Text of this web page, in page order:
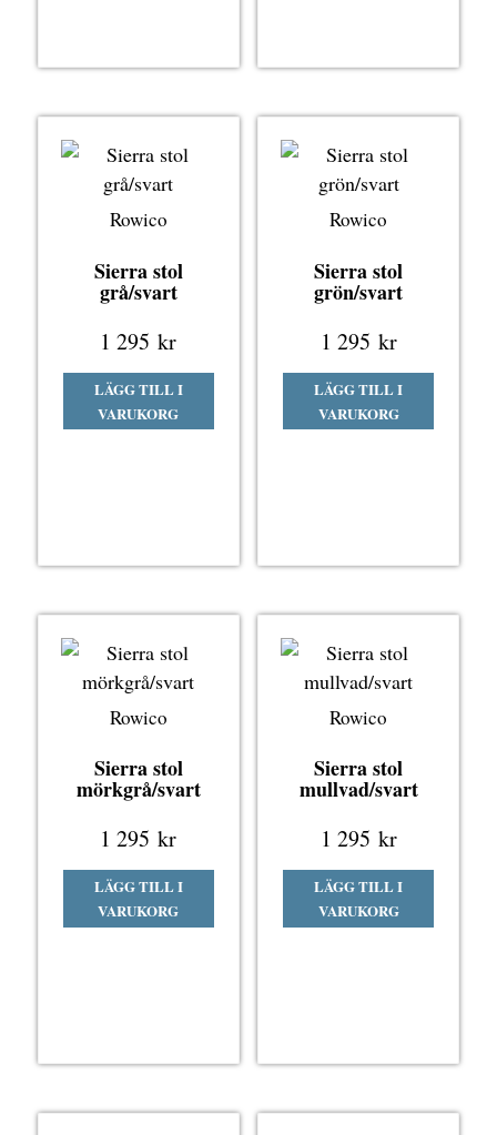
Rowico
Sierra stol
grå/svart
1 295kr
LÄGG TILL I
VARUKORG
Rowico
Sierra stol
grön/svart
1 295 kr
LÄGG TILL I
VARUKORG
Rowico
Sierra stol
mörkgrå/svart
1 295kr
LÄGG TILL I
VARUKORG
Rowico
Sierra stol
mullvad/svart
1 295 kr
LÄGG TILL I
VARUKORG